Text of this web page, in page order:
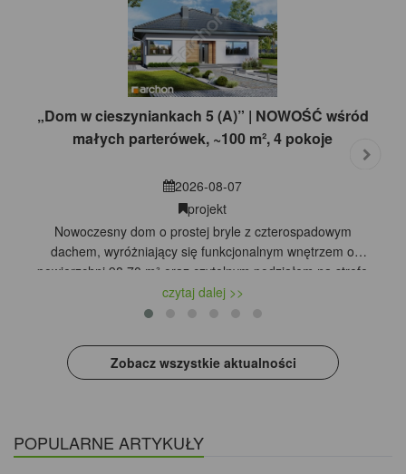
„Dom w cieszyniankach 5 (A)” | NOWOŚĆ wśród
małych parterówek, ~100 m², 4 pokoje
2026-08-07
projekt
Nowoczesny dom o prostej bryle z czterospadowym
dachem, wyróżniający się funkcjonalnym wnętrzem o
powierzchni 98,70 m² oraz czytelnym podziałem na strefę
dzienną i nocną. Salon poprzez przesuwne przeszklenie
otwiera się na tarasowy podcień, który jest idealnym
zachwyca szerokim widokiem na ogród. Kuchnia z narożnym
oknem oferuje zabudowę z półwyspem, a także praktyczną
pralnia, a kotłownia na pellet ma niezależne wyjście na
czytaj dalej >>
Zobacz wszystkie aktualności
POPULARNE ARTYKUŁY